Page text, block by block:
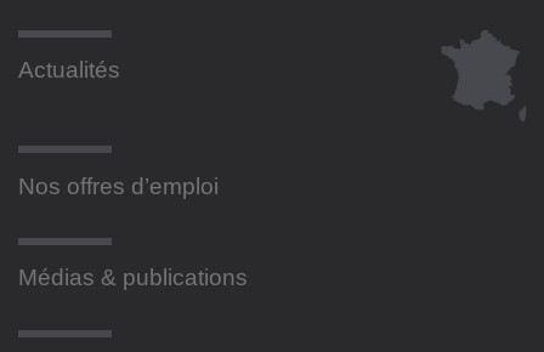
Actualités
Nos offres d’emploi
Médias & publications